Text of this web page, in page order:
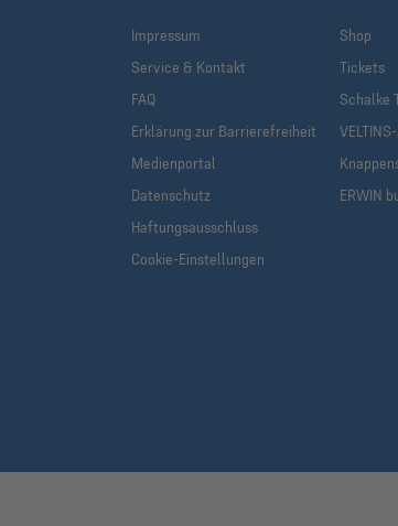
Impressum
Service & Kontakt
FAQ
Erklärung zur Barrierefreiheit
Medienportal
Datenschutz
Haftungsausschluss
Cookie-Einstellungen
Shop
Tickets
Schalke
ERWIN